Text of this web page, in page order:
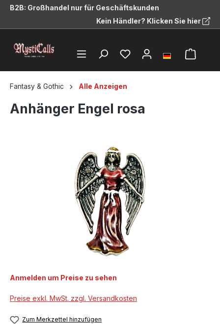
springen
B2B: Großhandel nur für Geschäftskunden
Kein Händler? Klicken Sie hier
Fantasy & Gothic Alle Anzeigen
Anhänger Engel rosa
Bildergalerie überspringen
Anmelden um Preise zu sehen
Preise exkl. MwSt. zzgl. Versandkosten
Zum Merkzettel hinzufügen